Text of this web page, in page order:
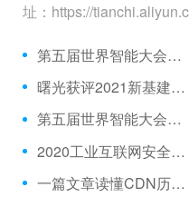
址：https://
第五届世界智能大会高峰会嘉宾发言摘编：智能新时代正向我们大步走来
曙光获评2021新基建TOP100
第五届世界智能大会：弄潮智能时代，速递美好未来新生活
2020工业互联网安全大会启幕，360揭秘数字孪生时代的安全运营破局之道
一篇文章读懂CDN历史与现状